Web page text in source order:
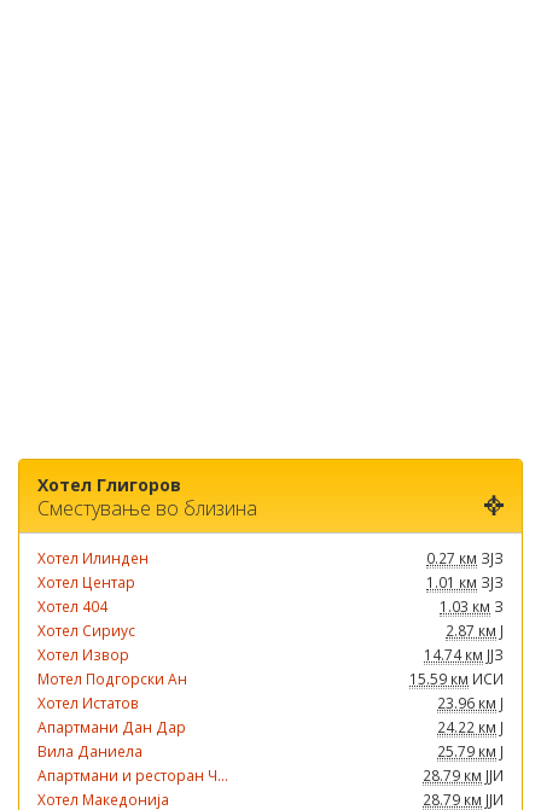
Хотел Глигоров
Сместување во близина
Хотел Илинден 0.27 км ЗЈЗ
Хотел Центар
1.01 км ЗЈЗ
Хотел 404
1.03 км З
Хотел Сириус
2.87 км Ј
Хотел Извор
14.74 км ЈЈЗ
Мотел Подгорски Ан
15.59 км ИСИ
Хотел Истатов
23.96 км Ј
Апартмани Дан Дар
24.22 км Ј
Вила Даниела
25.79 км Ј
Апартмани и ресторан Ч...
28.79 км ЈЈИ
Хотел Македонија
28.79 км ЈЈИ